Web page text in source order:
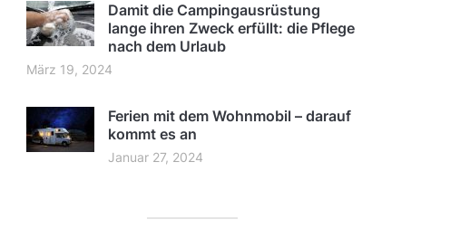
Damit die Campingausrüstung
lange ihren Zweck erfüllt: die Pflege
nach dem Urlaub
März 19, 2024
Ferien mit dem Wohnmobil – darauf
kommt es an
Januar 27, 2024